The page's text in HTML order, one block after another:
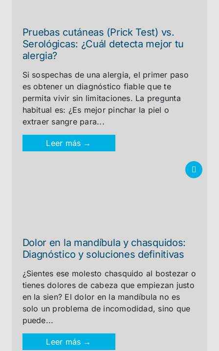
Pruebas cutáneas (Prick Test) vs.
Serológicas: ¿Cuál detecta mejor tu
alergia?
Si sospechas de una alergia, el primer paso
es obtener un diagnóstico fiable que te
permita vivir sin limitaciones. La pregunta
habitual es: ¿Es mejor pinchar la piel o
extraer sangre para...
Leer más →
Dolor en la mandíbula y chasquidos:
Diagnóstico y soluciones definitivas
¿Sientes ese molesto chasquido al bostezar o
tienes dolores de cabeza que empiezan justo
en la sien? El dolor en la mandíbula no es
solo un problema de incomodidad, sino que
puede...
Leer más →